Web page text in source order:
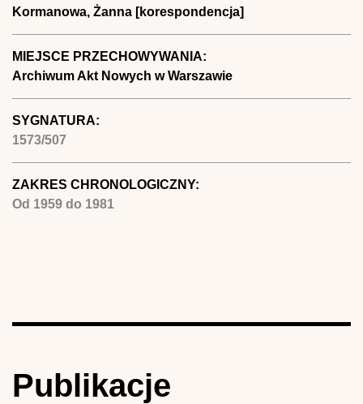
Kormanowa, Żanna [korespondencja]
MIEJSCE PRZECHOWYWANIA:
Archiwum Akt Nowych w Warszawie
SYGNATURA:
1573/507
ZAKRES CHRONOLOGICZNY:
Od 1959 do 1981
Publikacje